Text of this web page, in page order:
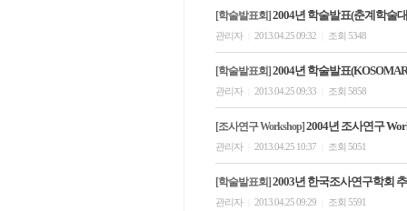
[학술발표회] 2004년 학술발표(춘계학술
관리자 2013.04.25 09:32 조회 5348
[학술발표회] 2004년 학술발표
관리자 2013.04.25 09:33 조회 5858
[조사연구 Workshop] 2004년 조사연구
관리자 2013.04.25 10:37 조회 5051
[학술발표회] 2003년 한국조사연구학회
관리자 2013.04.25 09:29 조회 5591